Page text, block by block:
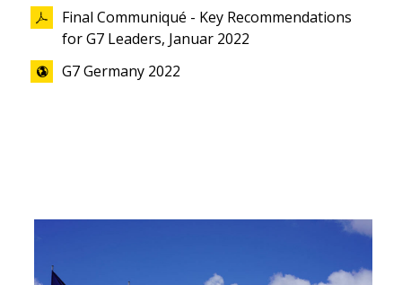
Final Communiqué - Key Recommendations
for G7 Leaders, Januar 2022
G7 Germany 2022